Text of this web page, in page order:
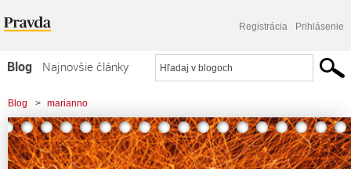
Registrácia Prihlásenie
Blog
Najnovšie články
Najčítanejšie články
Najkomentovanejšie články
Zoznam blogov
Blog > marianno